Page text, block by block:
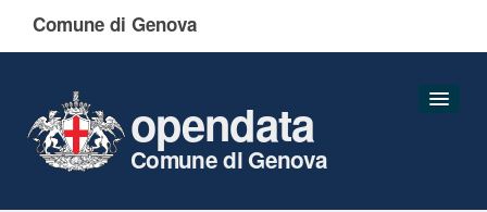
Comune di Genova
opendata
Comune di Genova